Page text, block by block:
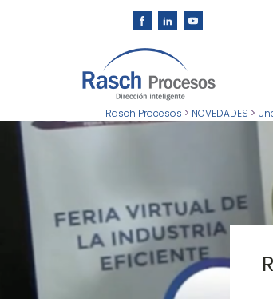
Rasch Procesos > NOVEDADES >